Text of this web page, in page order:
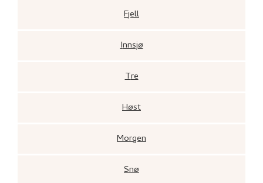
Fjell
Innsjø
Tre
Høst
Morgen
Snø